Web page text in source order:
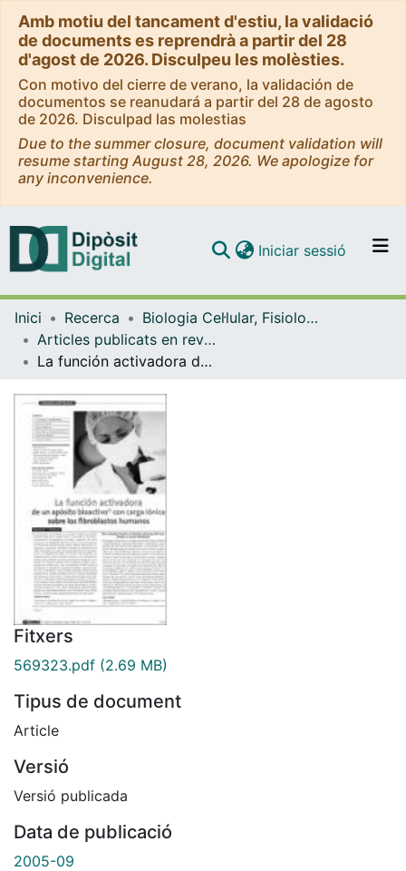
Amb motiu del tancament d'estiu, la validació
de documents es reprendrà a partir del 28
d'agost de 2026. Disculpeu les molèsties.
Con motivo del cierre de verano, la validación de
documentos se reanudará a partir del 28 de agosto
de 2026. Disculpad las molestias
Due to the summer closure, document validation will
resume starting August 28, 2026. We apologize for
any inconvenience.
Navega per tot el DD
Com publicar
Iniciar sessió (current)
Inici Recerca
Biologia Cel·lular, Fisiologia i Immunologia
Articles publicats en revistes (Biologia Cel·lular, Fisiologia i Immunologia)
La función activadora de un apósito bioactivo con carga iónica sobre los fibroblastos humanos
Fitxers
569323.pdf (2.69 MB)
Tipus de document
Article
Versió
Versió publicada
Data de publicació
2005-09